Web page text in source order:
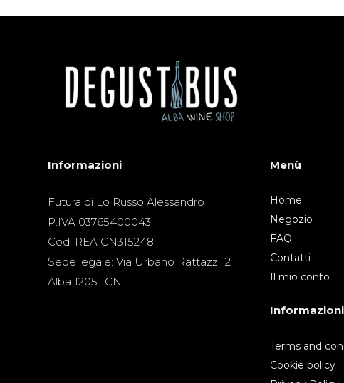
Informazioni
Futura di Lo Russo Alessandro
P.IVA 03765400043
Cod. REA CN315248
Sede legale: Via Urbano Rattazzi, 2
Alba 12051 CN
Menù
Home
Negozio
FAQ
Contatti
Il mio conto
Terms and
Cookie policy